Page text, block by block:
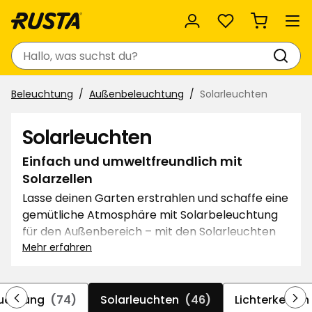
Favoriten
Suchen
Beleuchtung Außenbeleuchtung Solarleuchten
Solarleuchten
Einfach und umweltfreundlich mit
Solarzellen
Lasse deinen Garten erstrahlen und schaffe eine
gemütliche Atmosphäre mit Solarbeleuchtung
für den Außenbereich – mit den Solarleuchten
von Rusta ist es ganz einfach! Da die Leuchten
du sie ganz nach Belieben platzieren. Die
Solarzellen werden mithilfe von Tageslicht
Mehr erfahren
(74) Solarleuchten (46)